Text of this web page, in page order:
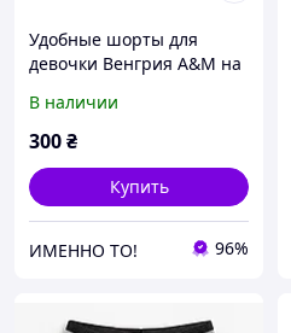
Удобные шорты для
девочки Венгрия A&M на
В наличии
300₴
Купить
ИМЕННО ТО! 96%